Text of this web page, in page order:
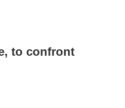
to confront